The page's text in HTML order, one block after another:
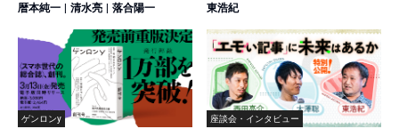
暦本純一 | 清水亮 | 落合陽一 東浩紀
ゲンロンy 座談会・インタビュー